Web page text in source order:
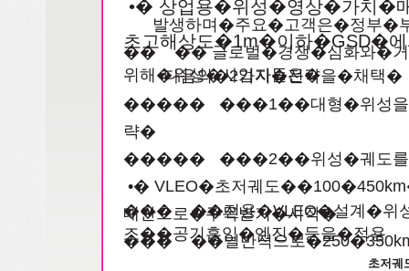
•� 상업용�위성�영상�가치
초고해상도�1m�이하�GSD�
발생하며�주요�고객은�정부�
�� �� 글로벌�경쟁�심화와�거
위해�위성�사업자들은�
다음의�2가지�전략을�채택�
����� ���1��대형�위성을�
략�
����� ���2��위성�궤도를�
•� VLEO�초저궤도
대안으로�주목받기�시작�
��� ��일반적으로
��� ��전용�VLEO�설계�위성
조��공기흡입�엔진�등을�적용
초저